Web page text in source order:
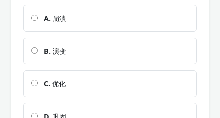
A. 崩溃
B. 演变
C. 优化
D. 巩固